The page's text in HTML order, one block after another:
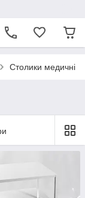
Столики медичні